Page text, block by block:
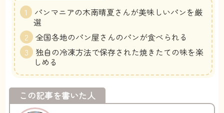
パンマニアの木南晴夏さんが美味しいパンを厳
選
全国各地のパン屋さんのパンが食べられる
独自の冷凍方法で保存された焼きたての味を楽
しめる
この記事を書いた人